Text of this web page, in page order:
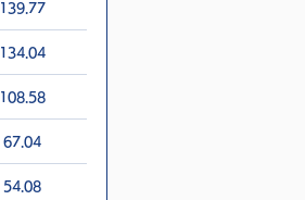
139.77
134.04
108.58
67.04
54.08